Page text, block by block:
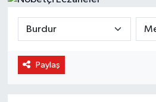
Paylaş
Süper Lig Puan Durumu ve
Tüm Manşetler